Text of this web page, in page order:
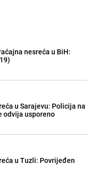
nesreća u BiH:
u Sarajevu: Policija na
odvija usporeno
u Tuzli: Povrijeđen